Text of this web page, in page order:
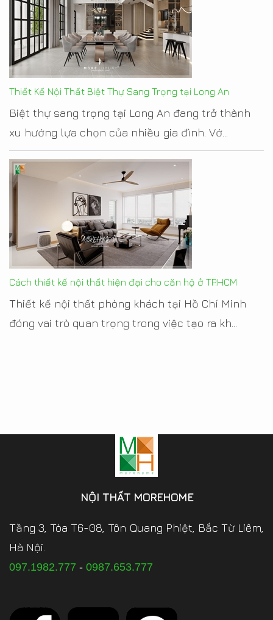
Thiết Kế Nội Thất Biệt Thự Sang Trọng tại Long An
Biệt thự sang trọng tại Long An đang trở thành
xu hướng lựa chọn của nhiều gia đình. Vớ...
Cách thiết kế nội thất hiện đại cho căn hộ ở TP.HCM
Thiết kế nội thất phòng khách tại Hồ Chí Minh
đóng vai trò quan trọng trong việc tạo ra kh...
NỘI THẤT MOREHOME
Tầng 3, Tòa T6-08, Tôn Quang Phiệt, Bắc Từ Liêm,
Hà Nội.
097.1982.777 - 0987.653.777